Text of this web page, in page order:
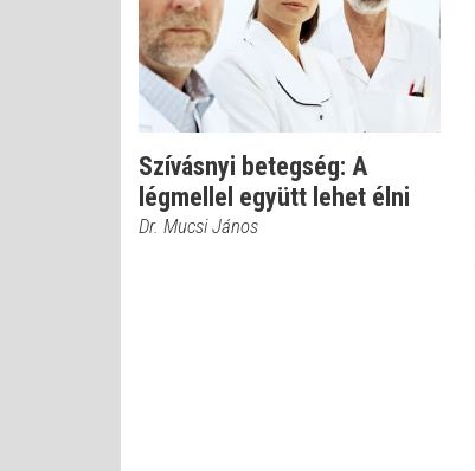
Szívásnyi betegség: A
légmellel együtt lehet élni
Dr. Mucsi János